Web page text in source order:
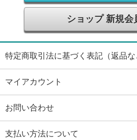
ショップ 新規会
特定商取引法に基づく表記（返品な
マイアカウント
お問い合わせ
支払い方法について